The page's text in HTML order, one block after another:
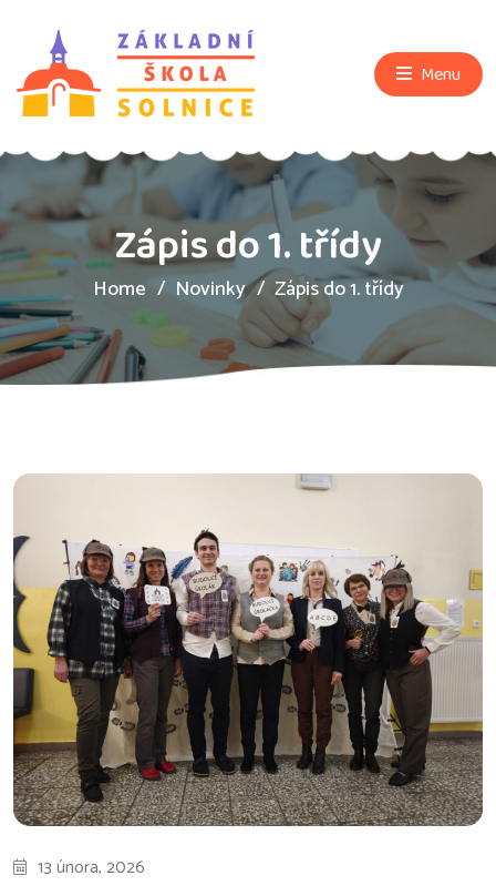
Menu
Zápis do 1. třídy
Home Novinky Zápis do 1. třídy
13 února, 2026